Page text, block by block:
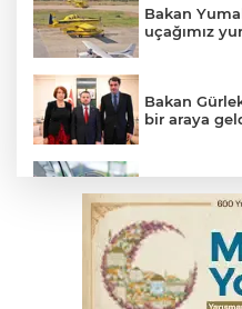
Bakan
uçağımız
Bakan
bir araya
yansıyacak
YENİ Parti
Çerçeve